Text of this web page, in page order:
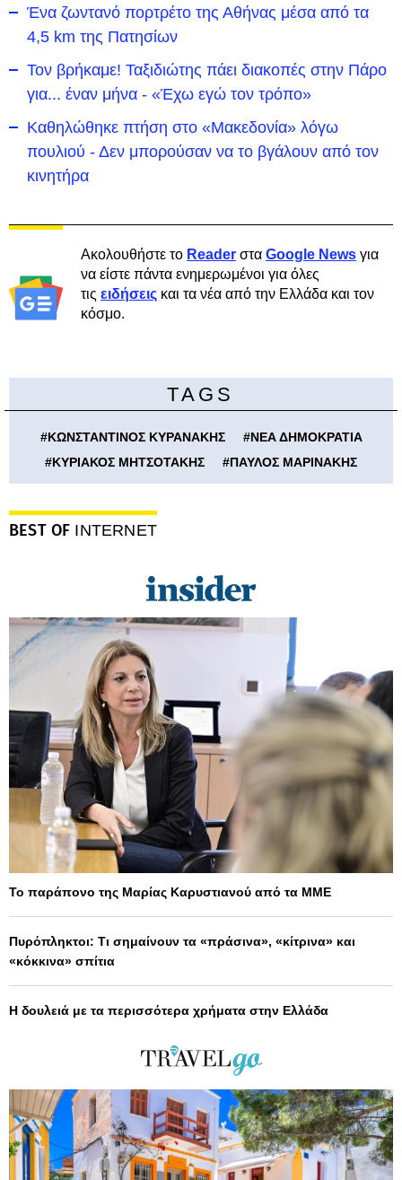
Ένα ζωντανό πορτρέτο της Αθήνας μέσα από τα
4,5 km της Πατησίων
Τον βρήκαμε! Ταξιδιώτης πάει διακοπές στην Πάρο
για... έναν μήνα - «Έχω εγώ τον τρόπο»
Καθηλώθηκε πτήση στο «Μακεδονία» λόγω
πουλιού - Δεν μπορούσαν να το βγάλουν από τον
κινητήρα
Ακολουθήστε το Reader στα Google News για
να είστε πάντα ενημερωμένοι για όλες
τις ειδήσεις και τα νέα από την Ελλάδα και τον
κόσμο.
TAGS
#ΚΩΝΣΤΑΝΤΙΝΟΣ ΚΥΡΑΝΑΚΗΣ #ΝΕΑ ΔΗΜΟΚΡΑΤΙΑ
#ΚΥΡΙΑΚΟΣ ΜΗΤΣΟΤΑΚΗΣ #ΠΑΥΛΟΣ ΜΑΡΙΝΑΚΗΣ
BEST OF INTERNET
Το παράπονο της Μαρίας Καρυστιανού από τα ΜΜΕ
Πυρόπληκτοι: Τι σημαίνουν τα «πράσινα», «κίτρινα» και
«κόκκινα» σπίτια
Η δουλειά με τα περισσότερα χρήματα στην Ελλάδα